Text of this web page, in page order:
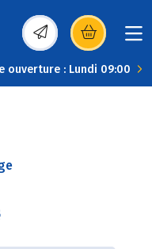
(s’ouvre dans une
ouverture : Lundi 09:00